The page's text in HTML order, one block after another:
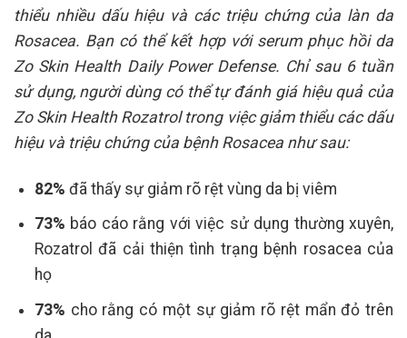
thiểu nhiều dấu hiệu và các triệu chứng của làn da
Rosacea. Bạn có thể kết hợp với serum phục hồi da
Zo Skin Health Daily Power Defense. Chỉ sau 6 tuần
sử dụng, người dùng có thể tự đánh giá hiệu quả của
Zo Skin Health Rozatrol trong việc giảm thiểu các dấu
hiệu và triệu chứng của bệnh Rosacea như sau:
82% đã thấy sự giảm rõ rệt vùng da bị viêm
73% báo cáo rằng với việc sử dụng thường xuyên,
Rozatrol đã cải thiện tình trạng bệnh rosacea của
họ
73% cho rằng có một sự giảm rõ rệt mẩn đỏ trên